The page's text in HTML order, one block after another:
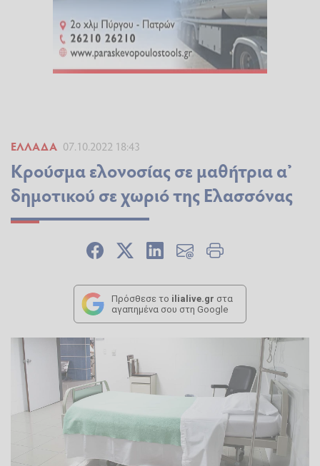
ΕΛΛΆΔΑ 07.10.2022 18:43
Κρούσμα ελονοσίας σε μαθήτρια α’
δημοτικού σε χωριό της Ελασσόνας
Πρόσθεσε το ilialive.gr στα
αγαπημένα σου στη Google